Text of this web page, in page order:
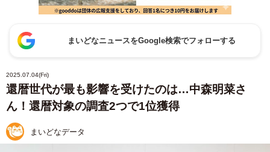
まいどなニュースをGoogle検索でフォローする
2025.07.04(Fri)
還暦世代が最も影響を受けたのは…中森明菜さ
ん！還暦対象の調査2つで1位獲得
まいどなデータ